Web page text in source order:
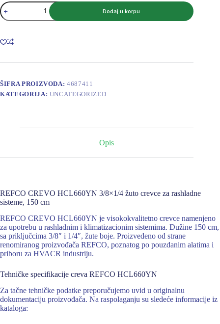
REFCO
CREVO
HCL660YN3/8x1/4
150cm
količina
Dodaj u korpu
ŠIFRA PROIZVODA:4687411
KATEGORIJA: UNCATEGORIZED
Opis
REFCO CREVO HCL660YN 3/8×1/4 žuto crevce za rashladne
sisteme, 150 cm
REFCO CREVO HCL660YN je visokokvalitetno crevce namenjeno
za upotrebu u rashladnim i klimatizacionim sistemima. Dužine 150 cm,
sa priključcima 3/8″ i 1/4″, žute boje. Proizvedeno od strane
renomiranog proizvođača REFCO, poznatog po pouzdanim alatima i
priboru za HVACR industriju.
Tehničke specifikacije creva REFCO HCL660YN
Za tačne tehničke podatke preporučujemo uvid u originalnu
dokumentaciju proizvođača. Na raspolaganju su sledeće informacije iz
kataloga: